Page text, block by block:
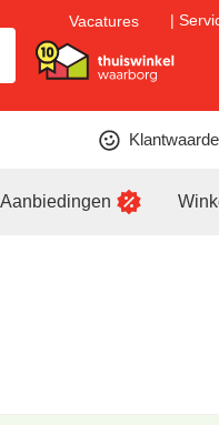
Vacatures
Aanbiedingen